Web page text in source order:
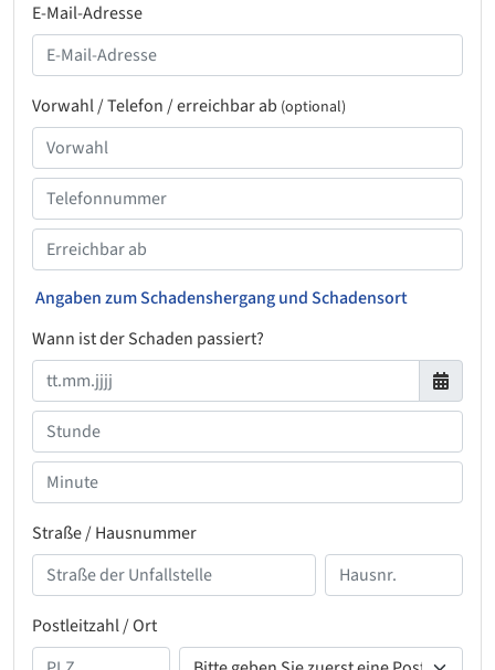
E-Mail-Adresse
Vorwahl / Telefon / erreichbar ab (optional)
Angaben zum Schadenshergang und Schadensort
Wann ist der Schaden passiert?
Straße / Hausnummer
Postleitzahl / Ort